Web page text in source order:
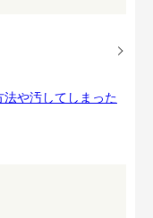
や汚してしまった